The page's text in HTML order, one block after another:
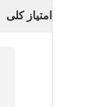
امتیاز کلی